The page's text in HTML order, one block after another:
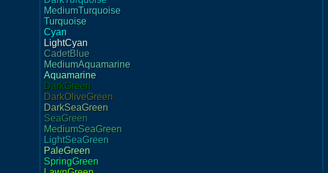
MediumTurquoise
Turquoise
Cyan
LightCyan
CadetBlue
MediumAquamarine
Aquamarine
DarkGreen
DarkOliveGreen
DarkSeaGreen
SeaGreen
MediumSeaGreen
LightSeaGreen
PaleGreen
SpringGreen